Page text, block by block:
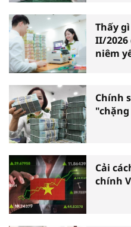
Thấy
II/2026
niêm
Chính
Cải
chính